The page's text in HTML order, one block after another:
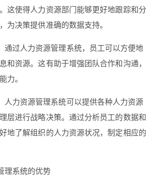
这使得人力资源部门能够更好地跟踪和分
为决策提供准确的数据支持。
通过人力资源管理系统，员工可以方便地
和资源。这有助于增强团队合作和沟通，
力。
人力资源管理系统可以提供各种人力资源
层进行战略决策。通过分析员工的数据和
地了解组织的人力资源状况，制定相应的
理系统的优势